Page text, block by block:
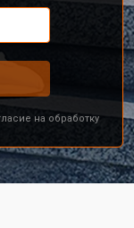
на обработку